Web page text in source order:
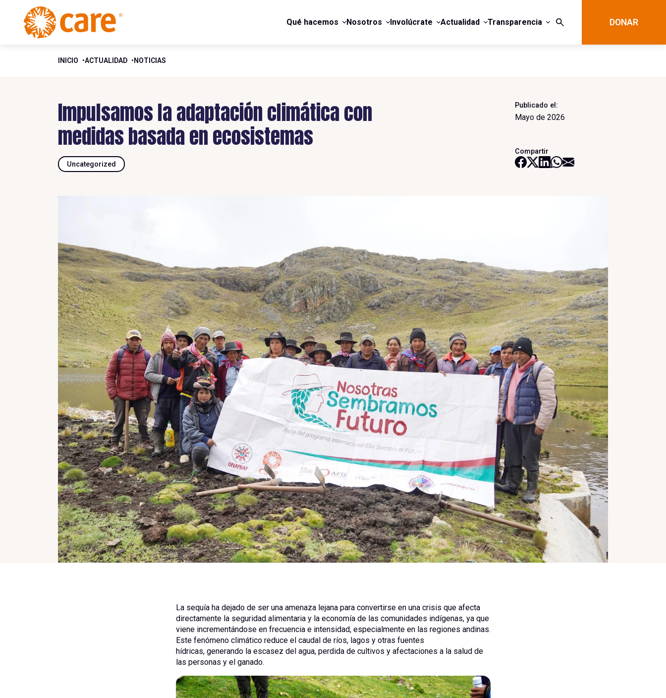
Qué hacemos Nosotros Involúcrate Actualidad Transparencia DONAR
INICIO ACTUALIDAD NOTICIAS
Impulsamos la adaptación climática con
medidas basada en ecosistemas
Uncategorized
Publicado el:
Mayo de 2026
Compartir
La sequía ha dejado de ser una amenaza lejana para convertirse en una crisis que afecta
directamente la seguridad alimentaria y la economía de las comunidades indígenas, ya que
viene incrementándose en frecuencia e intensidad, especialmente en las regiones andinas.
Este fenómeno climático reduce el caudal de ríos, lagos y otras fuentes
hídricas, generando la escasez del agua, perdida de cultivos y afectaciones a la salud de
las personas y el ganado.